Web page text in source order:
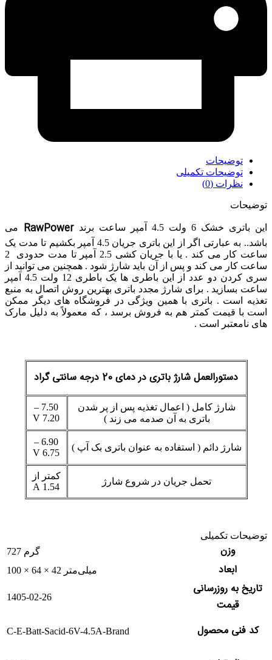
توضیحات
توضیحات تکمیلی
نظرات (0)
توضیحات
این باتری خشک 6 ولت 4.5 آمپر ساعت برند RawPower
می
باشد.. به عبارتی اگر از این باتری جریان 4.5 آمپر بکشیم تا مدت یک
ساعت کار می کند . یا با جریان کشی 2.5 آمپر تا مدت حدودی 2
ساعت کار می کند و پس از آن باید شارژ شود . همچنین می توانید از
سری کردن دو عدد از این باطری ها یک باطری 12 ولت 4.5 آمپر
ساعت بسازید . برای شارژ مجدد باتری بهترین روش اتصال به منبع
تغذیه است . باتری با همین ویژگی در فروشگاه های دیگر ممکن
است با قیمت کمتر هم به فروش برسد ، که معمولاً به دلیل مارک
های نامعتبر است .
دستورالعمل شارژ باتری در دمای 20 درجه سانتی گراد
شارژ کامل ( اعمال تغذیه پس از پر شدن
باتری به آن صدمه می زند )
7.50 –
7.20 V
شارژ دائم ( استفاده به عنوان باتری بک آپ )
6.90 –
6.75 V
تحمل جریان در شروع شارژ
کمتر از
1.54 A
توضیحات تکمیلی
وزن 727 گرم
ابعاد 100 × 64 × 42 میلی‌متر
تاریخ به روزرسانی
قیمت
1405-02-26
کد فنی محصول C-E-Batt-Sacid-6V-4.5A-Brand